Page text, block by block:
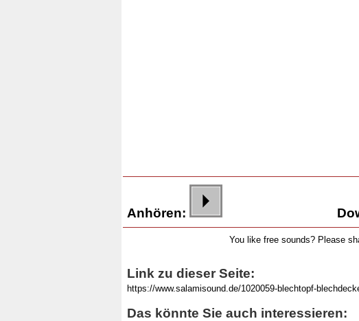
Anhören:
You like free sounds? Please
Link zu dieser Seite:
Das könnte Sie auch interessieren: